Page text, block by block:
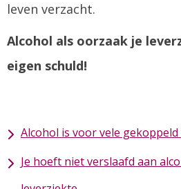
leven verzacht.
Alcohol als oorzaak je
eigen schuld!
Alcohol is voor vele
Je hoeft niet verslaafd aan